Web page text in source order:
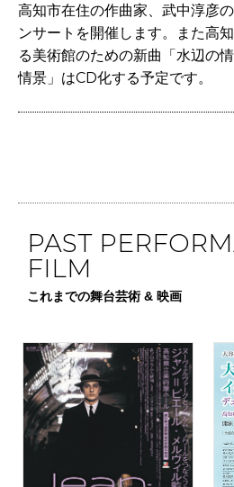
高知市在住の作曲家、 武中淳彦
ンサートを開催します。また高
る美術館のための新曲「水辺の
情景」はCD化する予定です。
PAST
FILM
これまでの舞台芸術 & 映画